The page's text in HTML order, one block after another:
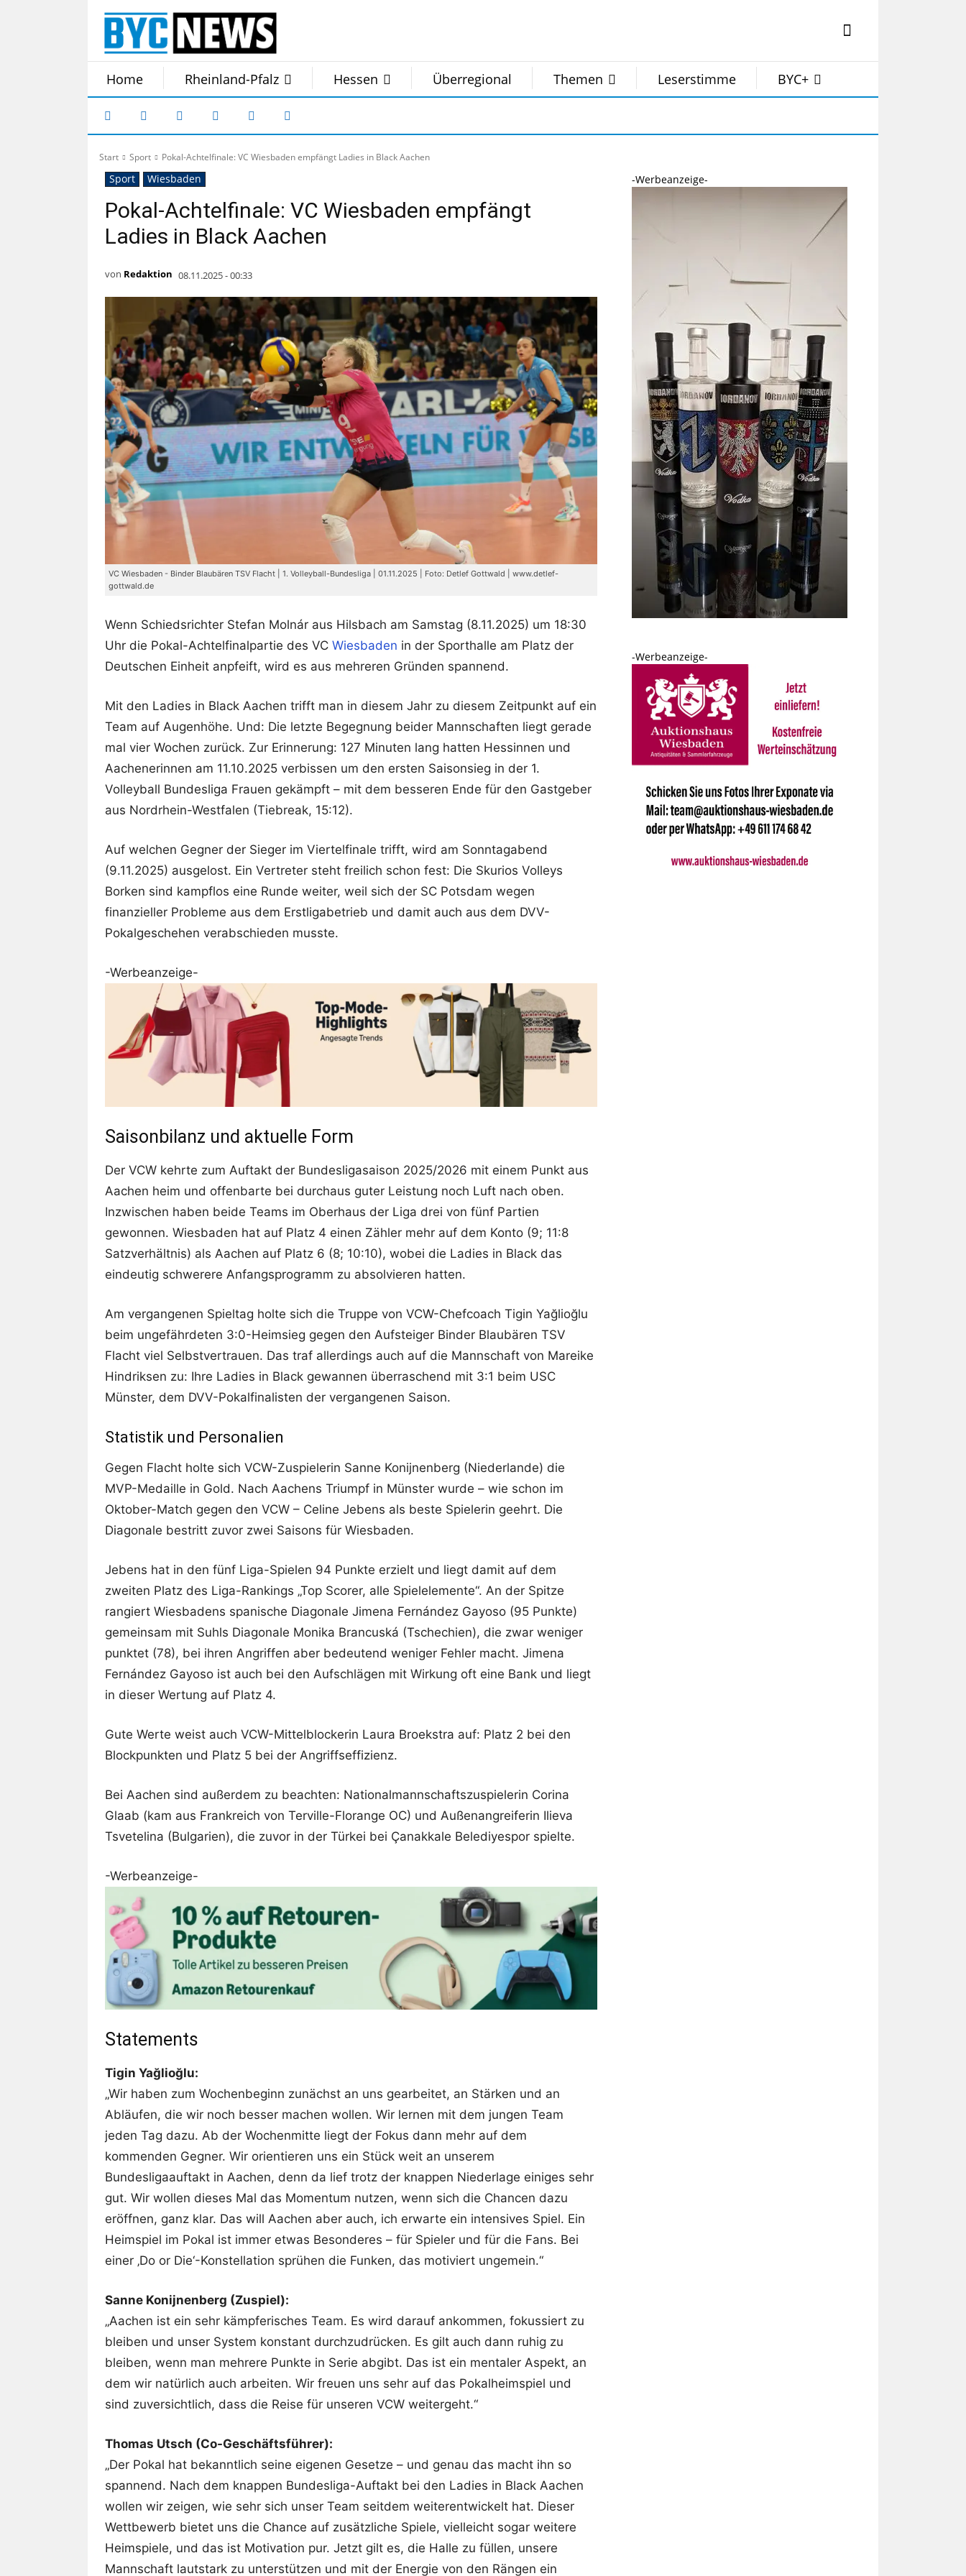
Home Rheinland-Pfalz Hessen Überregional Themen Leserstimme BYC+
Start Sport Pokal-Achtelfinale: VC Wiesbaden empfängt Ladies in Black Aachen
Sport Wiesbaden
Pokal-Achtelfinale: VC Wiesbaden empfängt
Ladies in Black Aachen
von Redaktion 08.11.2025 - 00:33
VC Wiesbaden - Binder Blaubären TSV Flacht | 1. Volleyball-Bundesliga | 01.11.2025 | Foto: Detlef Gottwald | www.detlef-
gottwald.de
Wenn Schiedsrichter Stefan Molnár aus Hilsbach am Samstag (8.11.2025) um 18:30
Uhr die Pokal-Achtelfinalpartie des VC Wiesbaden in der Sporthalle am Platz der
Deutschen Einheit anpfeift, wird es aus mehreren Gründen spannend.
Mit den Ladies in Black Aachen trifft man in diesem Jahr zu diesem Zeitpunkt auf ein
Team auf Augenhöhe. Und: Die letzte Begegnung beider Mannschaften liegt gerade
mal vier Wochen zurück. Zur Erinnerung: 127 Minuten lang hatten Hessinnen und
Aachenerinnen am 11.10.2025 verbissen um den ersten Saisonsieg in der 1.
Volleyball Bundesliga Frauen gekämpft – mit dem besseren Ende für den Gastgeber
aus Nordrhein-Westfalen (Tiebreak, 15:12).
Auf welchen Gegner der Sieger im Viertelfinale trifft, wird am Sonntagabend
(9.11.2025) ausgelost. Ein Vertreter steht freilich schon fest: Die Skurios Volleys
Borken sind kampflos eine Runde weiter, weil sich der SC Potsdam wegen
finanzieller Probleme aus dem Erstligabetrieb und damit auch aus dem DVV-
Pokalgeschehen verabschieden musste.
-Werbeanzeige-
Saisonbilanz und aktuelle Form
Der VCW kehrte zum Auftakt der Bundesligasaison 2025/2026 mit einem Punkt aus
Aachen heim und offenbarte bei durchaus guter Leistung noch Luft nach oben.
Inzwischen haben beide Teams im Oberhaus der Liga drei von fünf Partien
gewonnen. Wiesbaden hat auf Platz 4 einen Zähler mehr auf dem Konto (9; 11:8
Satzverhältnis) als Aachen auf Platz 6 (8; 10:10), wobei die Ladies in Black das
eindeutig schwerere Anfangsprogramm zu absolvieren hatten.
Am vergangenen Spieltag holte sich die Truppe von VCW-Chefcoach Tigin Yağlioğlu
beim ungefährdeten 3:0-Heimsieg gegen den Aufsteiger Binder Blaubären TSV
Flacht viel Selbstvertrauen. Das traf allerdings auch auf die Mannschaft von Mareike
Hindriksen zu: Ihre Ladies in Black gewannen überraschend mit 3:1 beim USC
Münster, dem DVV-Pokalfinalisten der vergangenen Saison.
Statistik und Personalien
Gegen Flacht holte sich VCW-Zuspielerin Sanne Konijnenberg (Niederlande) die
MVP-Medaille in Gold. Nach Aachens Triumpf in Münster wurde – wie schon im
Oktober-Match gegen den VCW – Celine Jebens als beste Spielerin geehrt. Die
Diagonale bestritt zuvor zwei Saisons für Wiesbaden.
Jebens hat in den fünf Liga-Spielen 94 Punkte erzielt und liegt damit auf dem
zweiten Platz des Liga-Rankings „Top Scorer, alle Spielelemente“. An der Spitze
rangiert Wiesbadens spanische Diagonale Jimena Fernández Gayoso (95 Punkte)
gemeinsam mit Suhls Diagonale Monika Brancuská (Tschechien), die zwar weniger
punktet (78), bei ihren Angriffen aber bedeutend weniger Fehler macht. Jimena
Fernández Gayoso ist auch bei den Aufschlägen mit Wirkung oft eine Bank und liegt
in dieser Wertung auf Platz 4.
Gute Werte weist auch VCW-Mittelblockerin Laura Broekstra auf: Platz 2 bei den
Blockpunkten und Platz 5 bei der Angriffseffizienz.
Bei Aachen sind außerdem zu beachten: Nationalmannschaftszuspielerin Corina
Glaab (kam aus Frankreich von Terville-Florange OC) und Außenangreiferin Ilieva
Tsvetelina (Bulgarien), die zuvor in der Türkei bei Çanakkale Belediyespor spielte.
-Werbeanzeige-
Statements
Tigin Yağlioğlu:
„Wir haben zum Wochenbeginn zunächst an uns gearbeitet, an Stärken und an
Abläufen, die wir noch besser machen wollen. Wir lernen mit dem jungen Team
jeden Tag dazu. Ab der Wochenmitte liegt der Fokus dann mehr auf dem
kommenden Gegner. Wir orientieren uns ein Stück weit an unserem
Bundesligaauftakt in Aachen, denn da lief trotz der knappen Niederlage einiges sehr
gut. Wir wollen dieses Mal das Momentum nutzen, wenn sich die Chancen dazu
eröffnen, ganz klar. Das will Aachen aber auch, ich erwarte ein intensives Spiel. Ein
Heimspiel im Pokal ist immer etwas Besonderes – für Spieler und für die Fans. Bei
einer ‚Do or Die‘-Konstellation sprühen die Funken, das motiviert ungemein.“
Sanne Konijnenberg (Zuspiel):
„Aachen ist ein sehr kämpferisches Team. Es wird darauf ankommen, fokussiert zu
bleiben und unser System konstant durchzudrücken. Es gilt auch dann ruhig zu
bleiben, wenn man mehrere Punkte in Serie abgibt. Das ist ein mentaler Aspekt, an
dem wir natürlich auch arbeiten. Wir freuen uns sehr auf das Pokalheimspiel und
sind zuversichtlich, dass die Reise für unseren VCW weitergeht.“
Thomas Utsch (Co-Geschäftsführer):
„Der Pokal hat bekanntlich seine eigenen Gesetze – und genau das macht ihn so
spannend. Nach dem knappen Bundesliga-Auftakt bei den Ladies in Black Aachen
wollen wir zeigen, wie sehr sich unser Team seitdem weiterentwickelt hat. Dieser
Wettbewerb bietet uns die Chance auf zusätzliche Spiele, vielleicht sogar weitere
Heimspiele, und das ist Motivation pur. Jetzt gilt es, die Halle zu füllen, unsere
Mannschaft lautstark zu unterstützen und mit der Energie von den Rängen ein
-Werbeanzeige-
-Werbeanzeige-